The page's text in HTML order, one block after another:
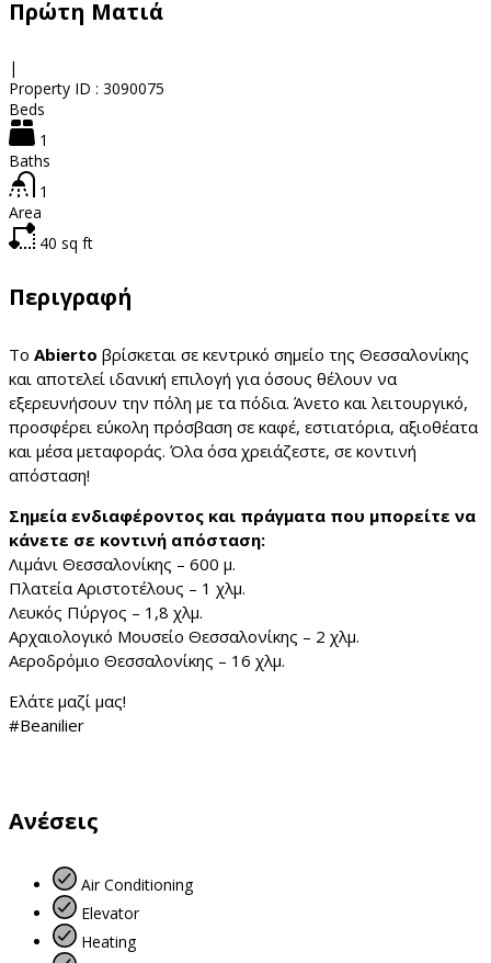
Πρώτη Ματιά
|
Property ID : 3090075
Beds
1
Baths
1
Area
40 sq ft
Περιγραφή
Το Abierto βρίσκεται σε κεντρικό σημείο της Θεσσαλονίκης
και αποτελεί ιδανική επιλογή για όσους θέλουν να
εξερευνήσουν την πόλη με τα πόδια. Άνετο και λειτουργικό,
προσφέρει εύκολη πρόσβαση σε καφέ, εστιατόρια, αξιοθέατα
και μέσα μεταφοράς. Όλα όσα χρειάζεστε, σε κοντινή
απόσταση!
Σημεία ενδιαφέροντος και πράγματα που μπορείτε να
κάνετε σε κοντινή απόσταση:
Λιμάνι Θεσσαλονίκης – 600 μ.
Πλατεία Αριστοτέλους – 1 χλμ.
Λευκός Πύργος – 1,8 χλμ.
Αρχαιολογικό Μουσείο Θεσσαλονίκης – 2 χλμ.
Αεροδρόμιο Θεσσαλονίκης – 16 χλμ.
Ελάτε μαζί μας!
#Beanilier
Ανέσεις
Air Conditioning
Elevator
Heating